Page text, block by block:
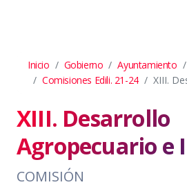
Inicio Gobierno Ayuntamiento
Comisiones Edili. 21-24
XIII.
XIII. Desarrollo
Agropecuario e
COMISIÓN